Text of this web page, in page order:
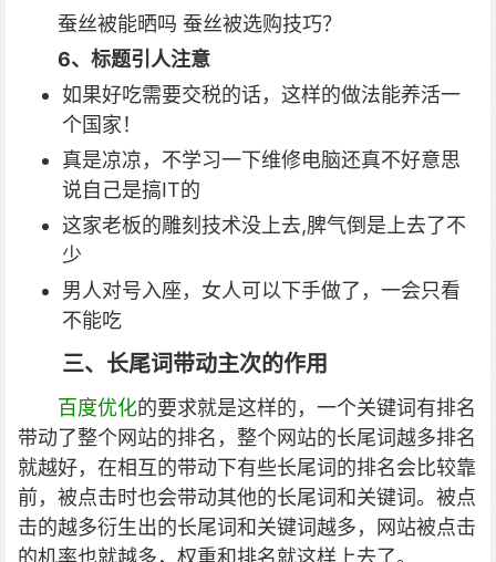
蚕丝被能晒吗 蚕丝被选购技巧？
6、标题引人注意
如果好吃需要交税的话，这样的做法能养活一
个国家！
真是凉凉，不学习一下维修电脑还真不好意思
说自己是搞IT的
这家老板的雕刻技术没上去,脾气倒是上去了不
少
男人对号入座，女人可以下手做了，一会只看
不能吃
三、长尾词带动主次的作用
百度优化的要求就是这样的，一个关键词有排名
带动了整个网站的排名，整个网站的长尾词越多排名
就越好，在相互的带动下有些长尾词的排名会比较靠
前，被点击时也会带动其他的长尾词和关键词。被点
击的越多衍生出的长尾词和关键词越多，网站被点击
的机率也就越多，权重和排名就这样上去了。